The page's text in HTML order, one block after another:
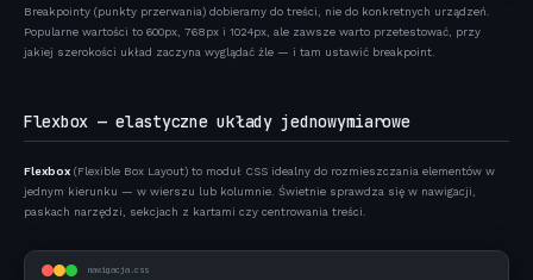
Breakpointy (punkty przerwania) dobieramy do treści, nie do konkretnych urządzeń.
Popularne wartości to 600px, 768px i 1024px, ale zawsze warto przetestować, przy
jakiej szerokości układ zaczyna wyglądać źle — i tam ustawić breakpoint.
Flexbox — elastyczne układy jednowymiarowe
Flexbox (Flexible Box Layout) to moduł CSS idealny do rozmieszczania elementów w
jednym kierunku — w wierszu lub kolumnie. Świetnie sprawdza się w nawigacji,
paskach narzędzi, sekcjach z kartami czy centrowania treści.
nawigacja.css